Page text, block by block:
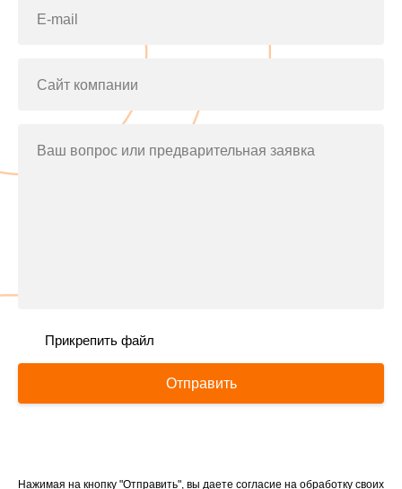
E-mail
Сайт компании
Ваш вопрос или предварительная заявка
Прикрепить файл
Отправить
Нажимая на кнопку "Отправить", вы даете согласие на обработку своих